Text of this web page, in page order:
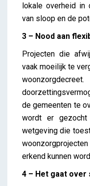
lokale overheid in
van sloop en de
3 – Nood aan
Projecten die
vaak moeilijk te
de gemeenten te
wordt er
wetgeving die
erkend kunnen
4 – Het gaat over